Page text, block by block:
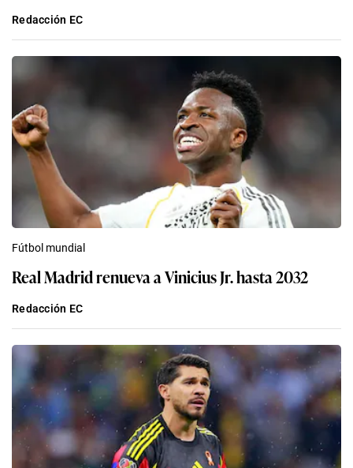
Redacción EC
Fútbol mundial
Real Madrid renueva a Vinicius Jr. hasta 2032
Redacción EC